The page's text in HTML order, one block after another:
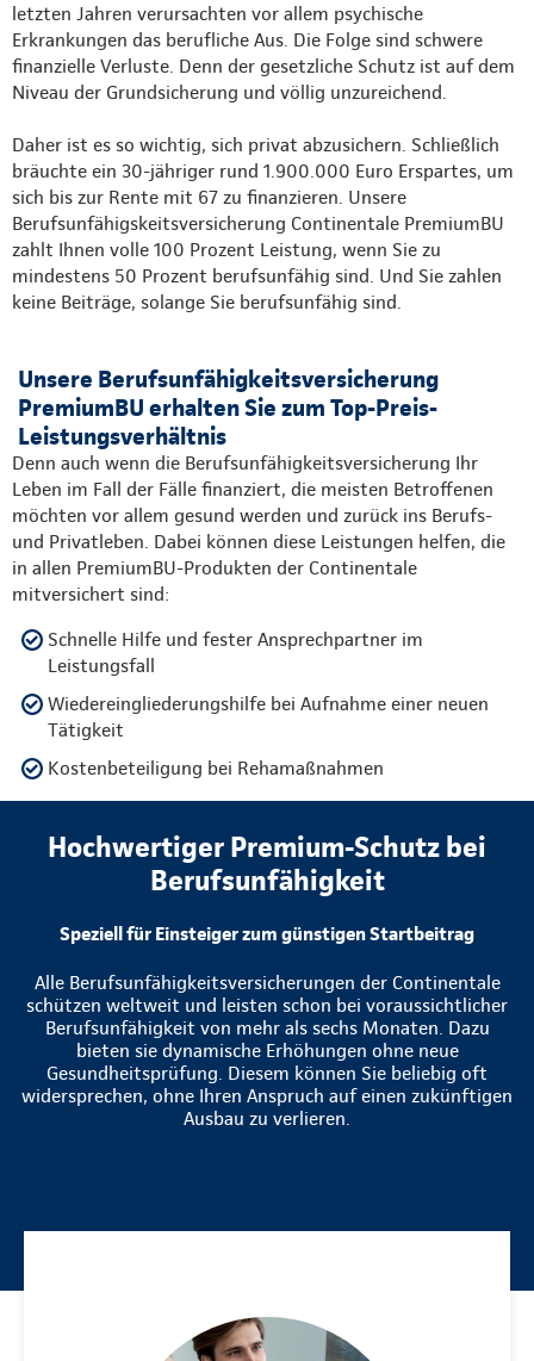
letzten Jahren verursachten vor allem psychische
Erkrankungen das berufliche Aus. Die Folge sind schwere
finanzielle Verluste. Denn der gesetzliche Schutz ist auf dem
Niveau der Grundsicherung und völlig unzureichend.
Daher ist es so wichtig, sich privat abzusichern. Schließlich
bräuchte ein 30-jähriger rund 1.900.000 Euro Erspartes, um
sich bis zur Rente mit 67 zu finanzieren. Unsere
Berufsunfähigskeitsversicherung Continentale PremiumBU
zahlt Ihnen volle 100 Prozent Leistung, wenn Sie zu
mindestens 50 Prozent berufsunfähig sind. Und Sie zahlen
keine Beiträge, solange Sie berufsunfähig sind.
Unsere Berufsunfähigkeitsversicherung
PremiumBU erhalten Sie zum Top-Preis-
Leistungsverhältnis
Denn auch wenn die Berufsunfähigkeitsversicherung Ihr
Leben im Fall der Fälle finanziert, die meisten Betroffenen
möchten vor allem gesund werden und zurück ins Berufs-
und Privatleben. Dabei können diese Leistungen helfen, die
in allen PremiumBU-Produkten der Continentale
mitversichert sind:
Schnelle Hilfe und fester Ansprechpartner im
Leistungsfall
Wiedereingliederungshilfe bei Aufnahme einer neuen
Tätigkeit
Kostenbeteiligung bei Rehamaßnahmen
Hochwertiger Premium-Schutz bei
Berufsunfähigkeit
Speziell für Einsteiger zum günstigen Startbeitrag
Alle Berufsunfähigkeitsversicherungen der Continentale
schützen weltweit und leisten schon bei voraussichtlicher
Berufsunfähigkeit von mehr als sechs Monaten. Dazu
bieten sie dynamische Erhöhungen ohne neue
Gesundheitsprüfung. Diesem können Sie beliebig oft
widersprechen, ohne Ihren Anspruch auf einen zukünftigen
Ausbau zu verlieren.